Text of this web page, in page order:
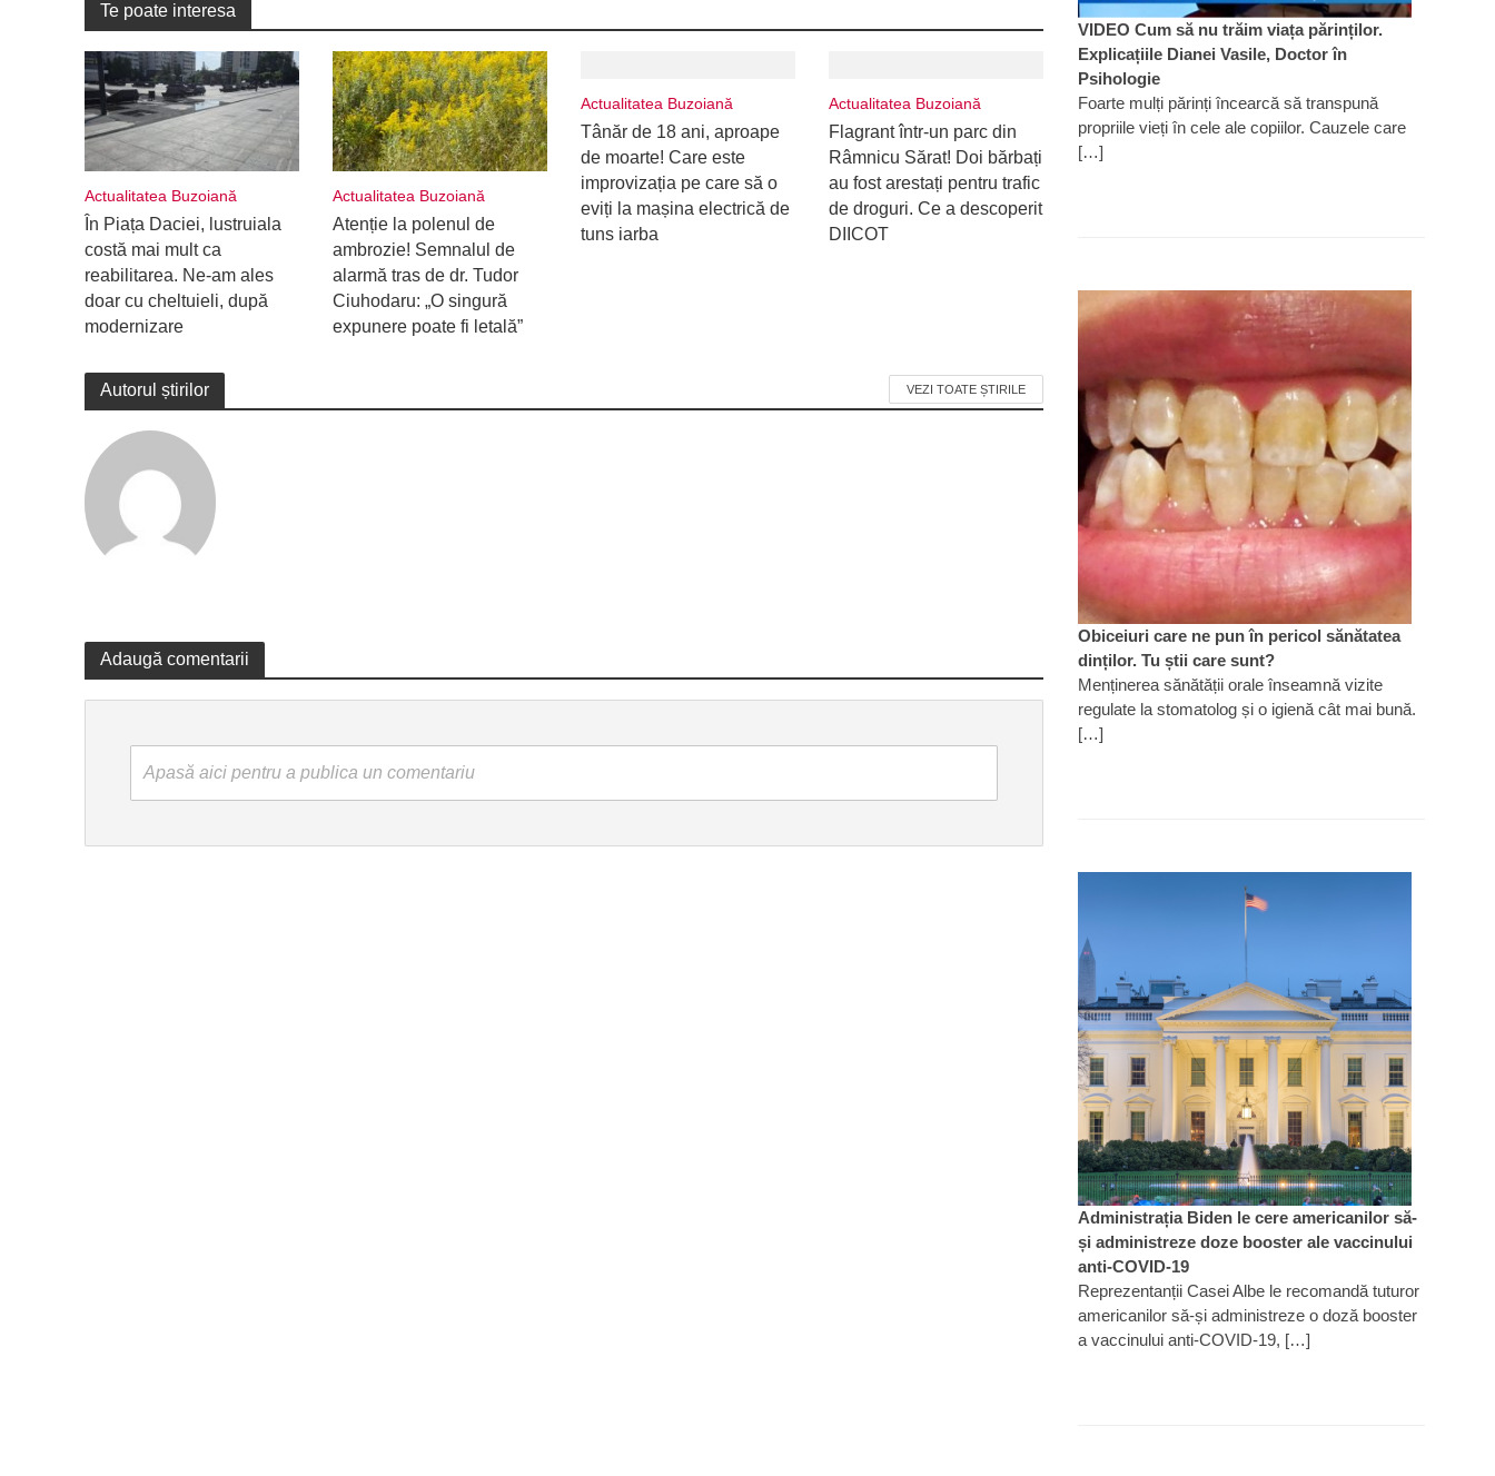
Te poate interesa
Actualitatea Buzoiană
În Piața Daciei, lustruiala
costă mai mult ca
reabilitarea. Ne-am ales
doar cu cheltuieli, după
modernizare
Actualitatea Buzoiană
Atenție la polenul de
ambrozie! Semnalul de
alarmă tras de dr. Tudor
Ciuhodaru: „O singură
expunere poate fi letală”
Actualitatea Buzoiană
Tânăr de 18 ani, aproape
de moarte! Care este
improvizația pe care să o
eviți la mașina electrică de
tuns iarba
Actualitatea Buzoiană
Flagrant într-un parc din
Râmnicu Sărat! Doi bărbați
au fost arestați pentru trafic
de droguri. Ce a descoperit
DIICOT
Autorul știrilor VEZI TOATE ȘTIRILE
Adaugă comentarii
Apasă aici pentru a publica un comentariu
VIDEO Cum să nu trăim viața părinților.
Explicațiile Dianei Vasile, Doctor în
Psihologie
Foarte mulți părinți încearcă să transpună
propriile vieți în cele ale copiilor. Cauzele care
[…]
Obiceiuri care ne pun în pericol sănătatea
dinților. Tu știi care sunt?
Menținerea sănătății orale înseamnă vizite
regulate la stomatolog și o igienă cât mai bună.
[…]
Administrația Biden le cere americanilor să-
și administreze doze booster ale vaccinului
anti-COVID-19
Reprezentanții Casei Albe le recomandă tuturor
americanilor să-și administreze o doză booster
a vaccinului anti-COVID-19, […]